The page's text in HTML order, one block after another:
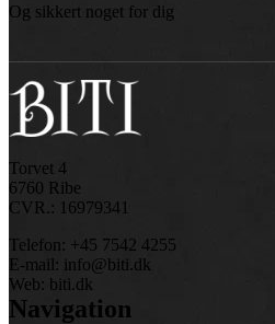
Og sikkert noget for dig
Torvet 4
6760 Ribe
CVR.: 16979341
Telefon: +45 7542 4255
E-mail: info@biti.dk
Web: biti.dk
Navigation